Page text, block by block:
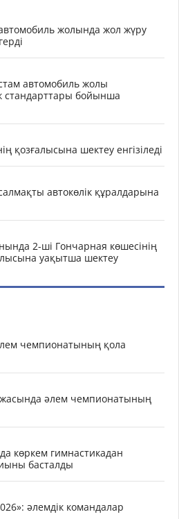
жолында жол жүру
автомобиль жолы
стандарттары бойынша
қозғалысына шектеу енгізіледі
автокөлік құралдарына
2-ші Гончарная көшесінің
уақытша шектеу
чемпионатының қола
әлем чемпионатының
көркем гимнастикадан
басталды
әлемдік командалар